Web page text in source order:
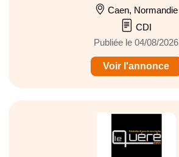
Caen, Normandie
CDI
Publiée le 04/08/2026
Voir l'annonce